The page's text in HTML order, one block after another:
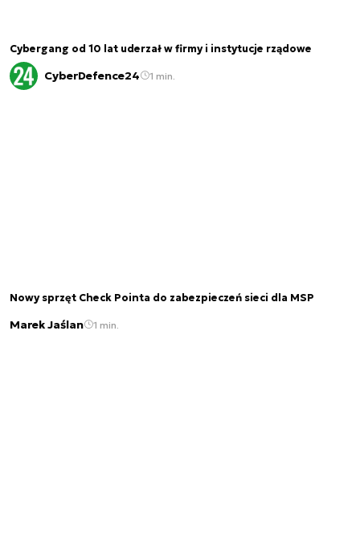
Cybergang od 10 lat uderzał w firmy i instytucje rządowe
CyberDefence24 1 min.
Nowy sprzęt Check Pointa do zabezpieczeń sieci dla MSP
Marek Jaślan 1 min.